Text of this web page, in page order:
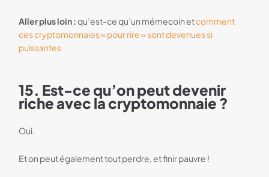
Aller plus loin :qu’est-ce qu’un mémecoin etcomment
ces cryptomonnaies « pour rire » sont devenues si
puissantes
15. Est-ce qu’on peut devenir
riche avec la cryptomonnaie ?
Oui.
Et on peut également tout perdre, et finir pauvre !